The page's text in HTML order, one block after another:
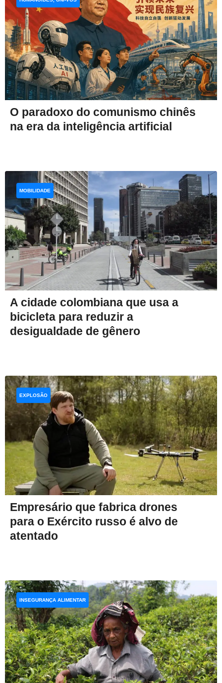
O paradoxo do comunismo chinês
na era da inteligência artificial
A cidade colombiana que usa a
bicicleta para reduzir a
desigualdade de gênero
MOBILIDADE
Empresário que fabrica drones
para o Exército russo é alvo de
atentado
EXPLOSÃO
INSEGURANÇA ALIMENTAR